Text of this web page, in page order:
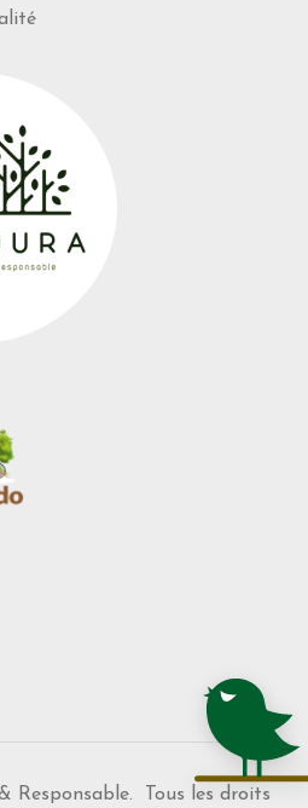
Responsable. Tous les droits